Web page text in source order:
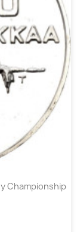
Championship